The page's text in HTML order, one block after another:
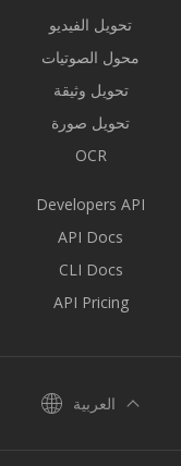
تحويل الفيديو
محول الصوتيات
تحويل وثيقة
تحويل صورة
OCR
Developers API
API Docs
CLI Docs
API Pricing
العربية